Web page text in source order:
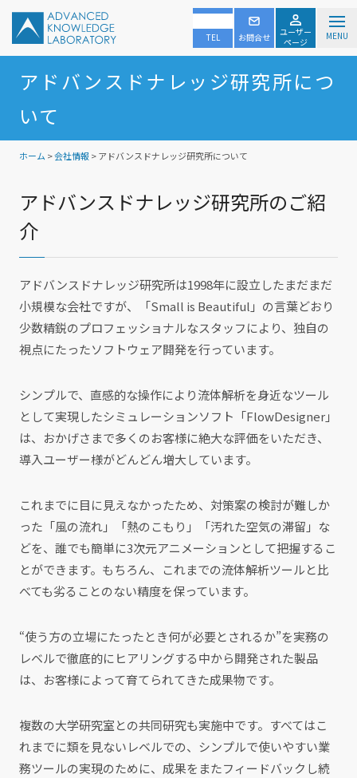
TEL お問合せ
ユーザー
ページ
MENU
アドバンスドナレッジ研究所につ
いて
ホーム >会社情報> アドバンスドナレッジ研究所について
アドバンスドナレッジ研究所のご紹
介
アドバンスドナレッジ研究所は1998年に設立したまだまだ
小規模な会社ですが、「Small is Beautiful」の言葉どおり
少数精鋭のプロフェッショナルなスタッフにより、独自の
視点にたったソフトウェア開発を行っています。
シンプルで、直感的な操作により流体解析を身近なツール
として実現したシミュレーションソフト「FlowDesigner」
は、おかげさまで多くのお客様に絶大な評価をいただき、
導入ユーザー様がどんどん増大しています。
これまでに目に見えなかったため、対策案の検討が難しか
った「風の流れ」「熱のこもり」「汚れた空気の滞留」な
どを、誰でも簡単に3次元アニメーションとして把握するこ
とができます。もちろん、これまでの流体解析ツールと比
べても劣ることのない精度を保っています。
“使う方の立場にたったとき何が必要とされるか”を実務の
レベルで徹底的にヒアリングする中から開発された製品
は、お客様によって育てられてきた成果物です。
複数の大学研究室との共同研究も実施中です。すべてはこ
れまでに類を見ないレベルでの、シンプルで使いやすい業
務ツールの実現のために、成果をまたフィードバックし続